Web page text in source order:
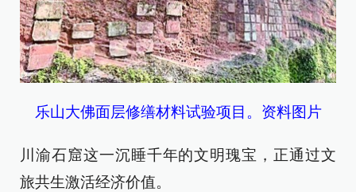
乐山大佛面层修缮材料试验项目。资料图片
川渝石窟这一沉睡千年的文明瑰宝，正通过文
旅共生激活经济价值。